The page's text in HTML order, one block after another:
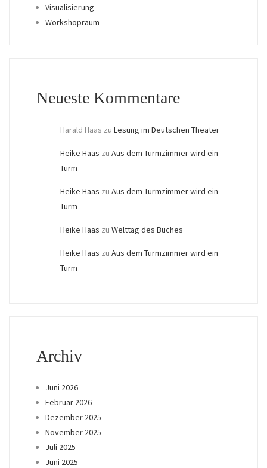
Visualisierung
Workshopraum
Neueste Kommentare
Harald Haas zu Lesung im Deutschen Theater
Heike Haas zu Aus dem Turmzimmer wird ein
Turm
Heike Haas zu Aus dem Turmzimmer wird ein
Turm
Heike Haas zu Welttag des Buches
Heike Haas zu Aus dem Turmzimmer wird ein
Turm
Archiv
Juni 2026
Februar 2026
Dezember 2025
November 2025
Juli 2025
Juni 2025